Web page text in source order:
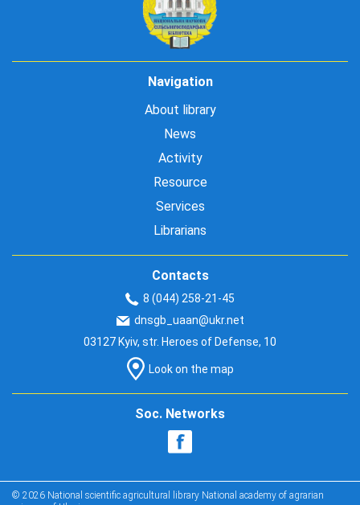
Navigation
About library
News
Activity
Resource
Services
Librarians
Contacts
8 (044) 258-21-45
dnsgb_uaan@ukr.net
03127 Kyiv, str. Heroes of Defense, 10
Look on the map
Soc. Networks
© 2026 National scientific agricultural library National academy of agrarian